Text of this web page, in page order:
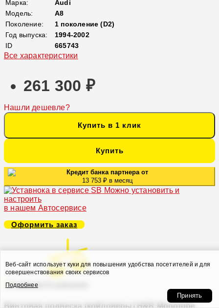
Марка:
Audi
Модель:
A8
Поколение:
1 поколение (D2)
Год выпуска:
1994-2002
ID
665743
Все характеристики
261 300 ₽
Нашли дешевле?
Купить в 1 клик
Купить
Кредит банка партнера от
13 753 ₽ в месяц
Можно установить и
настроить
в нашем Автосервисе
Оформить заказ
В закладки
Винтовая подвеска (койловеры) H&R Monotube,
Веб-сайт использует куки для повышения удобства посетителей и для
совершенствования своих сервисов
Подробнее
Принять